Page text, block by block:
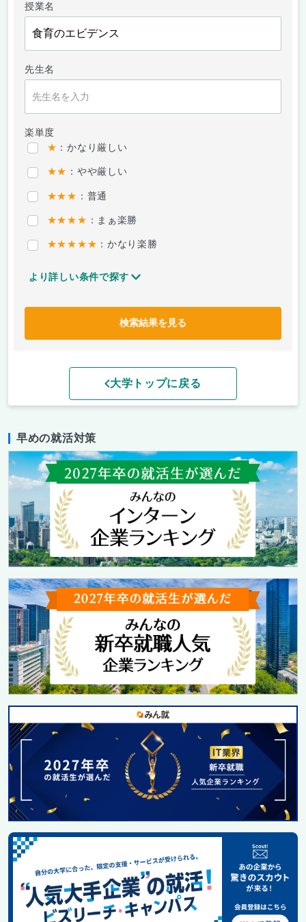
授業名
先生名
楽単度
★ ：かなり厳しい
★★ ：やや厳しい
★★★ ：普通
★★★★ ：まぁ楽勝
★★★★★ ：かなり楽勝
より詳しい条件で探す
検索結果を見る
大学トップに戻る
早めの就活対策